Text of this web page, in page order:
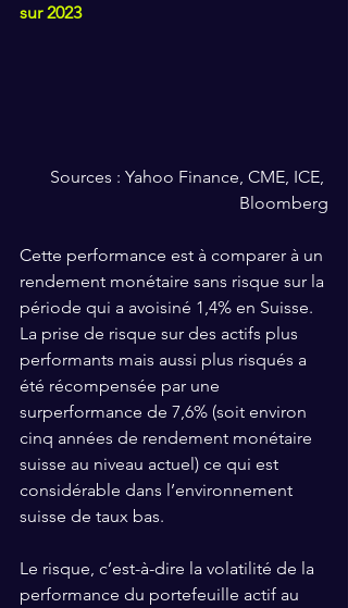
sur 2023
Sources : Yahoo Finance, CME, ICE,
Bloomberg
Cette performance est à comparer à un
rendement monétaire sans risque sur la
période qui a avoisiné 1,4% en Suisse.
La prise de risque sur des actifs plus
performants mais aussi plus risqués a
été récompensée par une
surperformance de 7,6% (soit environ
cinq années de rendement monétaire
suisse au niveau actuel) ce qui est
considérable dans l’environnement
suisse de taux bas.
Le risque, c’est-à-dire la volatilité de la
performance du portefeuille actif au